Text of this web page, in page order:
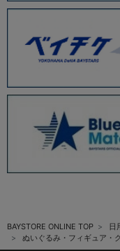
BAYSTORE ONLINE TOP
日
ぬいぐるみ・フィギュア・